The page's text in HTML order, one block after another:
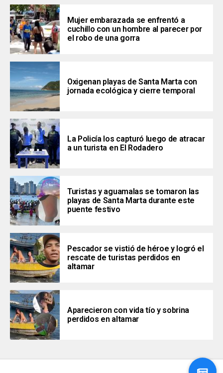
Mujer embarazada se enfrentó a
cuchillo con un hombre al parecer por
el robo de una gorra
Oxigenan playas de Santa Marta con
jornada ecológica y cierre temporal
La Policía los capturó luego de atracar
a un turista en El Rodadero
Turistas y aguamalas se tomaron las
playas de Santa Marta durante este
puente festivo
Pescador se vistió de héroe y logró el
rescate de turistas perdidos en
altamar
Aparecieron con vida tío y sobrina
perdidos en altamar